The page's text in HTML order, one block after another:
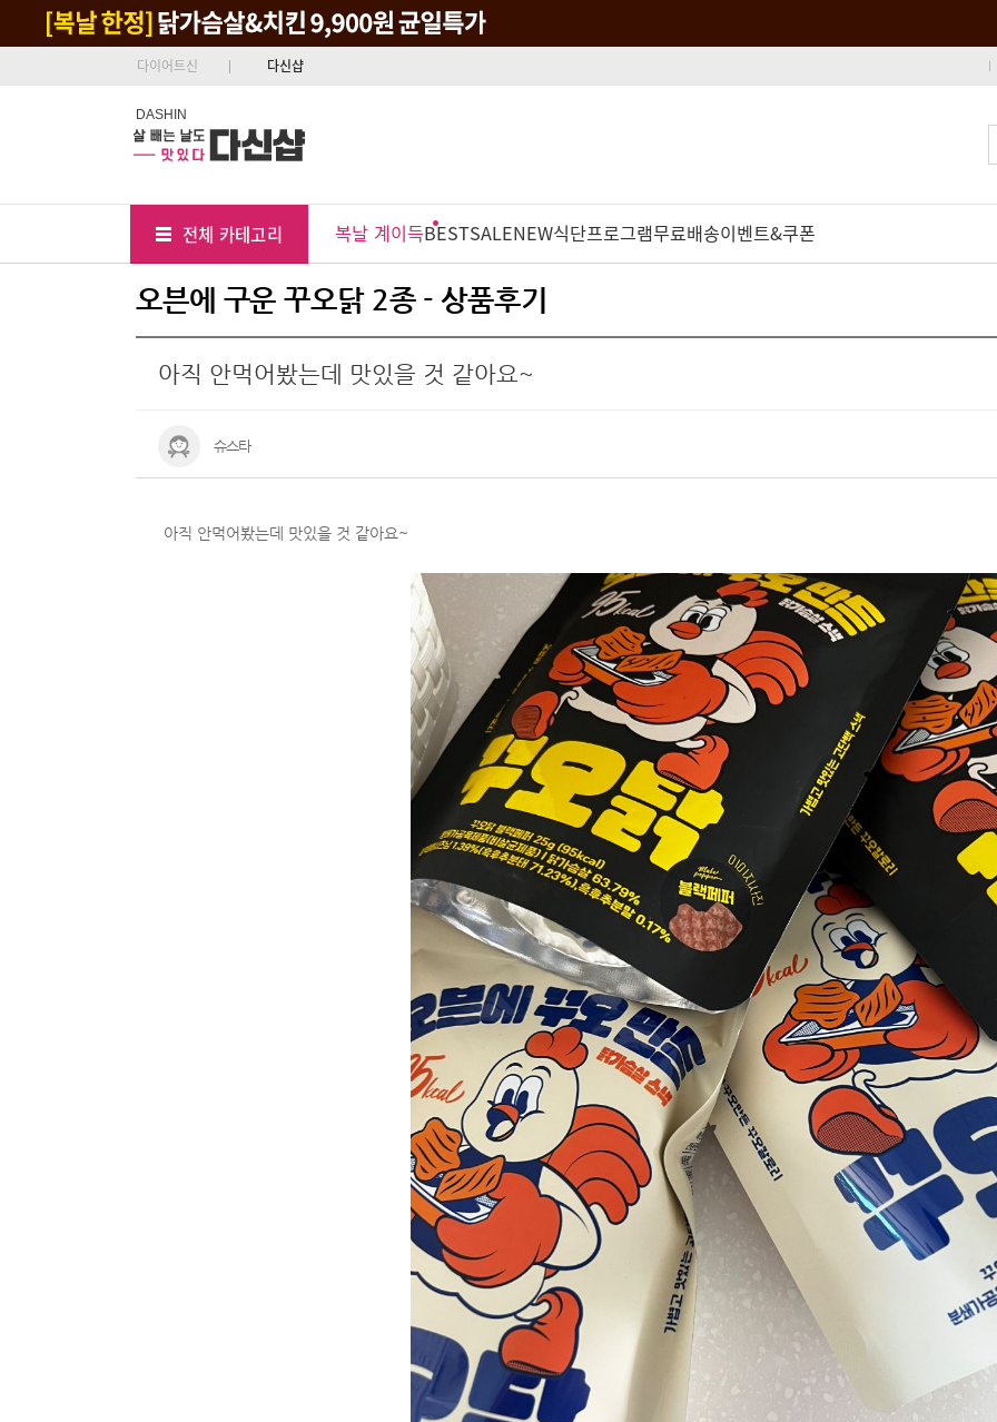
다이어트신 다신샵
DASHIN
전체 카테고리 복날 계이득BESTSALENEW식단프로그램무료배송이벤트&쿠폰
오븐에 구운 꾸오닭 2종 - 상품후기
아직 안먹어봤는데 맛있을 것 같아요~
슈스타
아직 안먹어봤는데 맛있을 것 같아요~